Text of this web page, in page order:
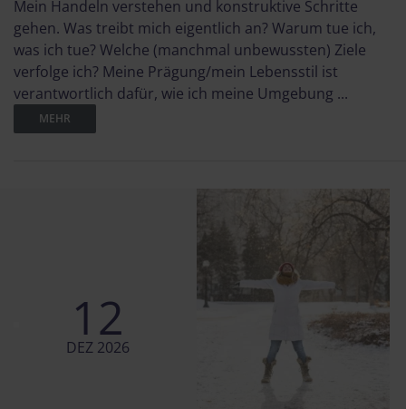
Mein Handeln verstehen und konstruktive Schritte
gehen. Was treibt mich eigentlich an? Warum tue ich,
was ich tue? Welche (manchmal unbewussten) Ziele
verfolge ich? Meine Prägung/mein Lebensstil ist
verantwortlich dafür, wie ich meine Umgebung ...
MEHR
12
DEZ 2026